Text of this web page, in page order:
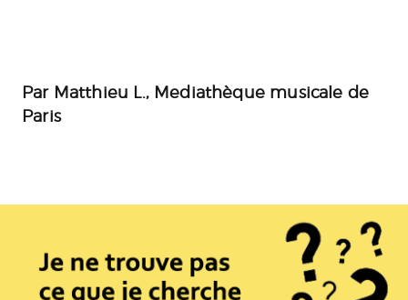
Par Matthieu L., Mediathèque musicale de
Paris